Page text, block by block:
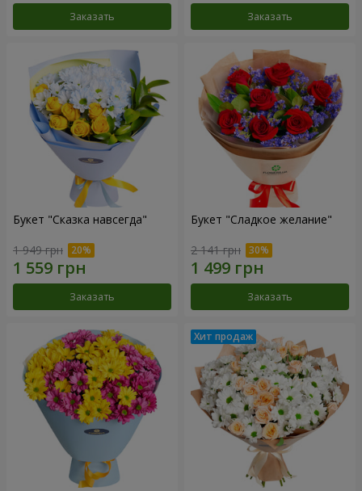
Заказать Заказать
Букет "Сказка навсегда"
1 949 грн
Заказать
Букет "Сладкое желание"
2 141 грн
Заказать